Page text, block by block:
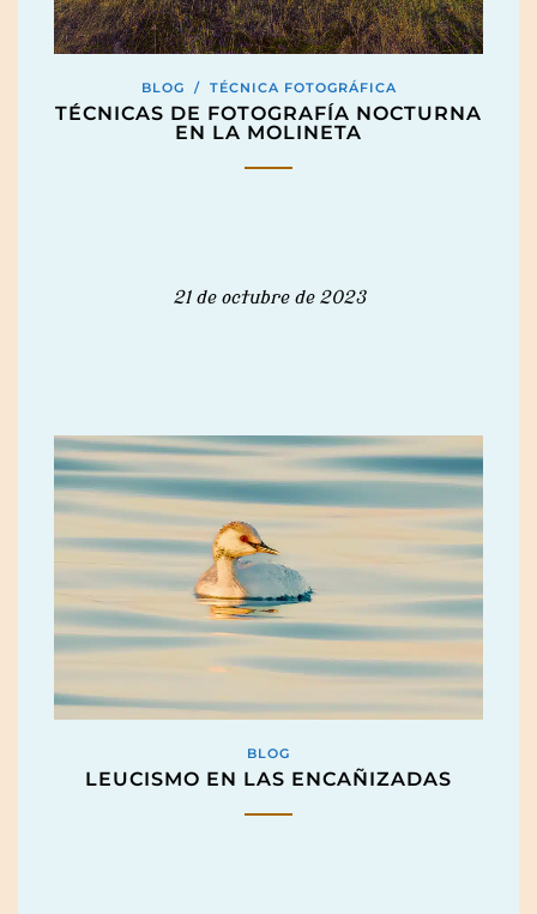
BLOG / TÉCNICA FOTOGRÁFICA
TÉCNICAS DE FOTOGRAFÍA NOCTURNA
EN LA MOLINETA
21 de octubre de 2023
BLOG
LEUCISMO EN LAS ENCAÑIZADAS